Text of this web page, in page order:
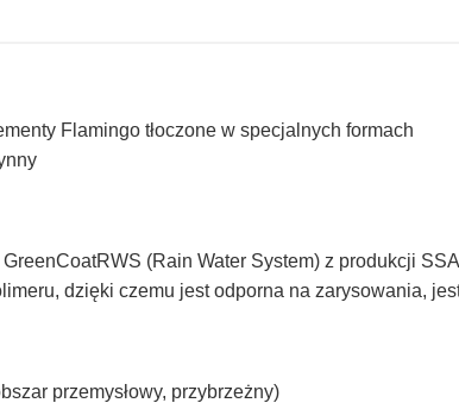
Flamingo tłoczone w specjalnych formach
(Rain Water System) z produkcji
dzięki czemu jest odporna na zarysowania,
przemysłowy, przybrzeżny)